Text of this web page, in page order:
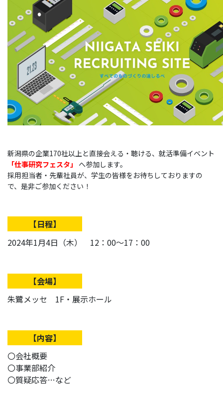
新潟県の企業170社以上と直接会える・聴ける、就活準備イベント
「仕事研究フェスタ」
へ参加します。
採用担当者・先輩社員が、学生の皆様をお待ちしておりますの
で、是非ご参加ください！
【日程】
2024年1月4日（木） 12：00～17：00
【会場】
朱鷺メッセ 1F・展示ホール
【内容】
〇会社概要
〇事業部紹介
〇質疑応答…など